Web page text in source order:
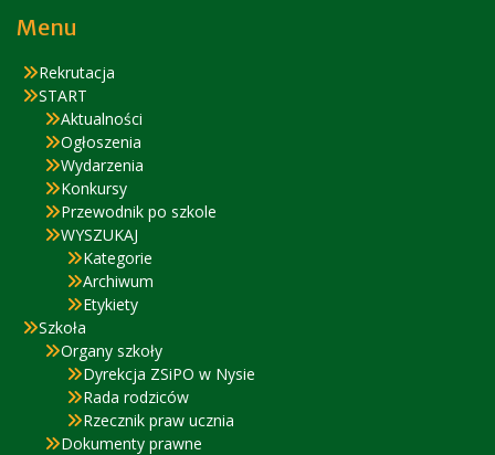
Menu
Rekrutacja
START
Aktualności
Ogłoszenia
Wydarzenia
Konkursy
Przewodnik po szkole
WYSZUKAJ
Kategorie
Archiwum
Etykiety
Szkoła
Organy szkoły
Dyrekcja ZSiPO w Nysie
Rada rodziców
Rzecznik praw ucznia
Dokumenty prawne